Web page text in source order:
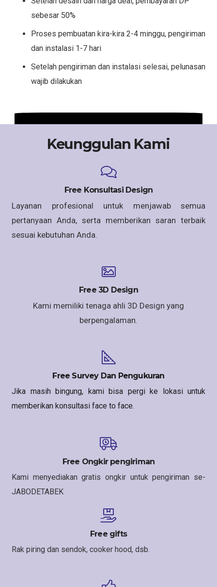
sebesar 50%
Proses pembuatan kira-kira 2-4 minggu, pengiriman
dan instalasi 1-7 hari
Setelah pengiriman dan instalasi selesai, pelunasan
wajib dilakukan
Keunggulan Kami
Free Konsultasi Design
Layanan profesional untuk menjawab semua
pertanyaan Anda, serta memberikan saran terbaik
sesuai kebutuhan Anda.
Free 3D Design
Kami memiliki tenaga ahli 3D Design yang
berpengalaman.
Free Survey Dan Pengukuran
Jika masih bingung, kami bisa pergi ke lokasi untuk
memberikan konsultasi face to face.
Free Ongkir pengiriman
Kami menyediakan gratis ongkir untuk pengiriman se-
JABODETABEK
Free gifts
Rak piring dan sendok, cooker hood, dsb.